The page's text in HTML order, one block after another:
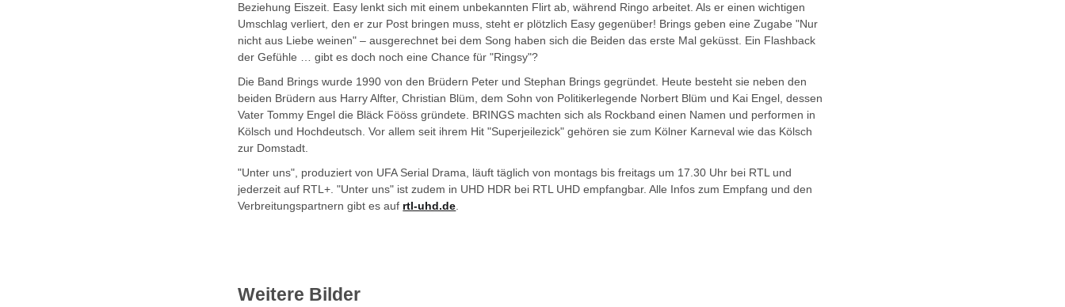
Beziehung Eiszeit. Easy lenkt sich mit einem unbekannten Flirt ab, während Ringo arbeitet. Als er einen wichtigen
Umschlag verliert, den er zur Post bringen muss, steht er plötzlich Easy gegenüber! Brings geben eine Zugabe "Nur
nicht aus Liebe weinen" – ausgerechnet bei dem Song haben sich die Beiden das erste Mal geküsst. Ein Flashback
der Gefühle … gibt es doch noch eine Chance für "Ringsy"?
Die Band Brings wurde 1990 von den Brüdern Peter und Stephan Brings gegründet. Heute besteht sie neben den
beiden Brüdern aus Harry Alfter, Christian Blüm, dem Sohn von Politikerlegende Norbert Blüm und Kai Engel, dessen
Vater Tommy Engel die Bläck Fööss gründete. BRINGS machten sich als Rockband einen Namen und performen in
Kölsch und Hochdeutsch. Vor allem seit ihrem Hit "Superjeilezick" gehören sie zum Kölner Karneval wie das Kölsch
zur Domstadt.
"Unter uns", produziert von UFA Serial Drama, läuft täglich von montags bis freitags um 17.30 Uhr bei RTL und
jederzeit auf RTL+. "Unter uns" ist zudem in UHD HDR bei RTL UHD empfangbar. Alle Infos zum Empfang und den
Verbreitungspartnern gibt es auf rtl-uhd.de
Weitere Bilder